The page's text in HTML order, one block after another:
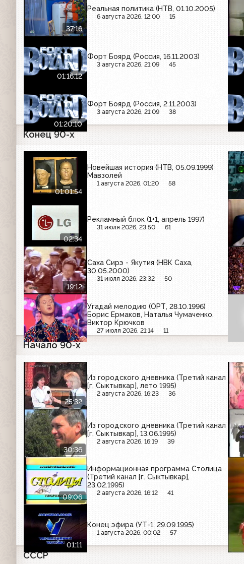
37:16
Реальная политика (НТВ, 01.10.2005)
6 августа 2026, 12:00 15
01:16:12
Форт Боярд (Россия, 16.11.2003)
3 августа 2026, 21:09 45
01:20:10
Форт Боярд (Россия, 2.11.2003)
3 августа 2026, 21:09 38
Конец 90-х
01:01:54
Новейшая история (НТВ, 05.09.1999)
Мавзолей
1 августа 2026, 01:20 58
02:34
Рекламный блок (1+1, апрель 1997)
31 июля 2026, 23:50 61
19:12
Саха Сирэ - Якутия (НВК Саха,
30.05.2000)
31 июля 2026, 23:32 50
Угадай мелодию (ОРТ, 28.10.1996)
Борис Ермаков, Наталья Чумаченко,
Виктор Крючков
27 июля 2026, 21:14 11
Начало 90-х
25:32
Из городского дневника (Третий канал
[г. Сыктывкар], лето 1995)
2 августа 2026, 16:23 36
30:36
Из городского дневника (Третий канал
[г. Сыктывкар], 13.06.1995)
2 августа 2026, 16:19 39
09:06
Информационная программа Столица
(Третий канал [г. Сыктывкар],
23.02.1995)
2 августа 2026, 16:12 41
01:11
Конец эфира (УТ-1, 29.09.1995)
1 августа 2026, 00:02 57
СССР